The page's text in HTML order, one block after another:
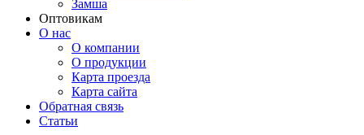
Замша
Оптовикам
О нас
О компании
О продукции
Карта проезда
Карта сайта
Обратная связь
Статьи